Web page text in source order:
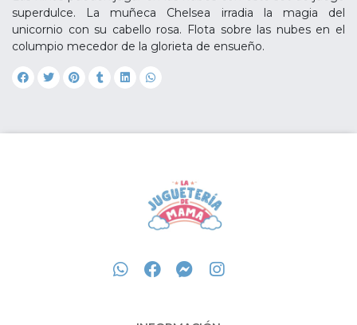
superdulce. La muñeca Chelsea irradia la magia del
unicornio con su cabello rosa. Flota sobre las nubes en el
columpio mecedor de la glorieta de ensueño.